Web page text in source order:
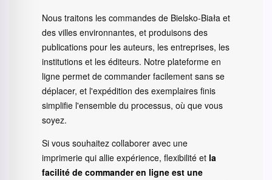
Nous traitons les commandes de Bielsko-Biała et
des villes environnantes, et produisons des
publications pour les auteurs, les entreprises, les
institutions et les éditeurs. Notre plateforme en
ligne permet de commander facilement sans se
déplacer, et l'expédition des exemplaires finis
simplifie l'ensemble du processus, où que vous
soyez.
Si vous souhaitez collaborer avec une
imprimerie qui allie expérience, flexibilité et la
facilité de commander en ligne est une